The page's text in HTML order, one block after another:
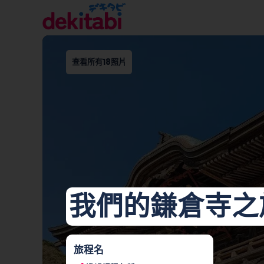
查看所有18照片
我們的鎌倉寺
旅程名